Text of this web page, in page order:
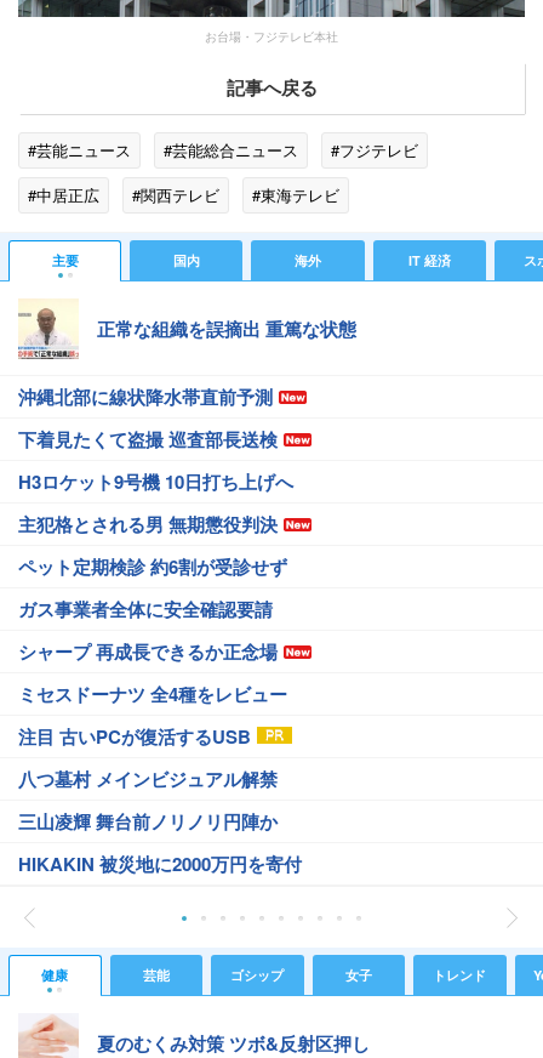
お台場・フジテレビ本社
記事へ戻る
#芸能ニュース #芸能総合ニュース
#フジテレビ
#中居正広
#関西テレビ
#東海テレビ
#エンタメ・芸能ニュース
#ゴシップ
主要 国内 海外 IT 経済 ス
正常な組織を誤摘出 重篤な状態
沖縄北部に線状降水帯直前予測
下着見たくて盗撮 巡査部長送検
H3ロケット9号機 10日打ち上げへ
主犯格とされる男 無期懲役判決
ペット定期検診 約6割が受診せず
ガス事業者全体に安全確認要請
シャープ 再成長できるか正念場
ミセスドーナツ 全4種をレビュー
注目 古いPCが復活するUSB
八つ墓村 メインビジュアル解禁
三山凌輝 舞台前ノリノリ円陣か
HIKAKIN 被災地に2000万円を寄付
健康 芸能 ゴシップ 女子 トレンド
夏のむくみ対策 ツボ&反射区押し